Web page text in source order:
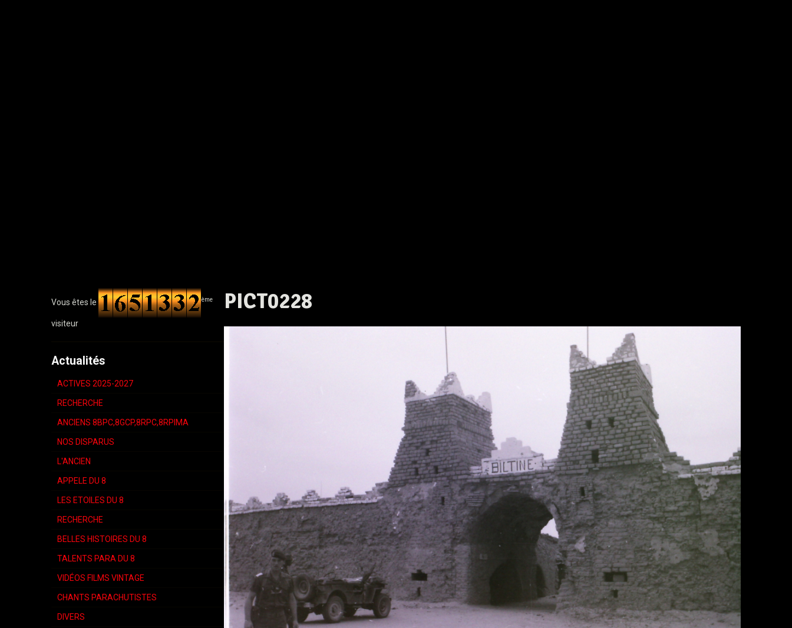
PICT0228
Vous êtes le ème
visiteur
Actualités
ACTIVES 2025-2027
RECHERCHE
ANCIENS 8BPC,8GCP,8RPC,8RPIMA
NOS DISPARUS
L'ANCIEN
APPELE DU 8
LES ETOILES DU 8
RECHERCHE
BELLES HISTOIRES DU 8
TALENTS PARA DU 8
VIDÉOS FILMS VINTAGE
CHANTS PARACHUTISTES
DIVERS